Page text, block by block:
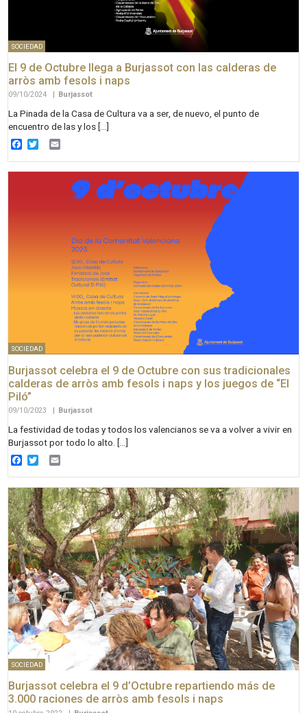
SOCIEDAD
El 9 de Octubre llega a Burjassot con las calderas de
arròs amb fesols i naps
09/10/2024 Burjassot
La Pinada de la Casa de Cultura va a ser, de nuevo, el punto de
encuentro de las y los […]
Facebook
Twitter
SOCIEDAD
Burjassot celebra el 9 de Octubre con sus tradicionales
calderas de arròs amb fesols i naps y los juegos de “El
Piló”
09/10/2023 | Burjassot
La festividad de todas y todos los valencianos se va a volver a vivir en
Burjassot por todo lo alto. […]
Facebook
Twitter
SOCIEDAD
Burjassot celebra el 9 d’Octubre repartiendo más de
3.000 raciones de arròs amb fesols i naps